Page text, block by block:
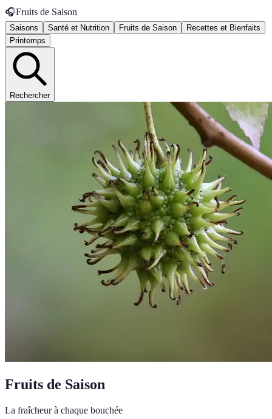
🎧Fruits de Saison
Saisons Santé et Nutrition Fruits de Saison
Recettes et Bienfaits
Printemps
Rechercher
Fruits de Saison
La fraîcheur à chaque bouchée